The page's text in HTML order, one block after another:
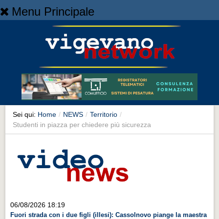
Menu Principale
NEWS
Cronaca
Cronaca
Artes et Artificia
Sport
Territorio
Sei qui: Home / NEWS / Territorio /
Studenti in piazza per chiedere più sicurezza
06/08/2026 18:19
Fuori strada con i due figli (illesi): Cassolnovo piange la maestra